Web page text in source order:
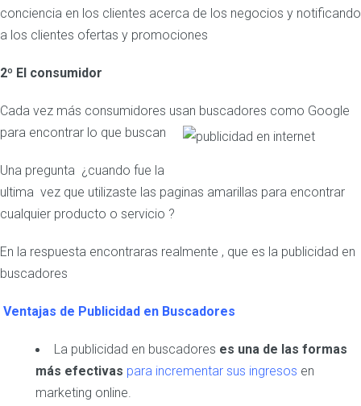
conciencia en los clientes acerca de los negocios y notificando
a los clientes ofertas y promociones
2º El consumidor
Cada vez más consumidores usan buscadores como Google
para encontrar lo que buscan
Una pregunta ¿cuando fue la
ultima vez que utilizaste las paginas amarillas para encontrar
cualquier producto o servicio ?
En la respuesta encontraras realmente , que es la publicidad en
buscadores
Ventajas de Publicidad en Buscadores
La publicidad en buscadores es una de las formas
más efectivas para incrementar sus ingresos en
marketing online.